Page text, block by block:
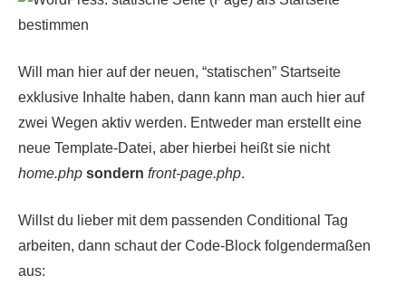
Will man hier auf der neuen, “statischen” Startseite
exklusive Inhalte haben, dann kann man auch hier auf
zwei Wegen aktiv werden. Entweder man erstellt eine
neue Template-Datei, aber hierbei heißt sie nicht
home.php sondern front-page.php.
Willst du lieber mit dem passenden Conditional Tag
arbeiten, dann schaut der Code-Block folgendermaßen
aus: